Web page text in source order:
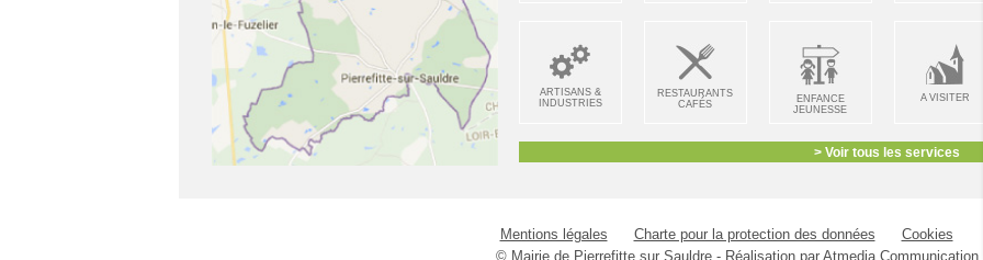
ARTISANS &
INDUSTRIES
RESTAURANTS
CAFÉS
ENFANCE
JEUNESSE
A VISITER
> Voir tous les services
Mentions légales Charte pour la protection des données
Cookies
© Mairie de Pierrefitte sur Sauldre - Réalisation par Atmedia Communication